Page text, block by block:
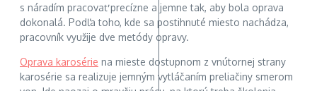
s náradím pracovať precízne a jemne tak, aby bola oprava
dokonalá. Podľa toho, kde sa postihnuté miesto nachádza,
pracovník využije dve metódy opravy.
Oprava karosérie na mieste dostupnom z vnútornej strany
karosérie sa realizuje jemným vytláčaním preliačiny smerom